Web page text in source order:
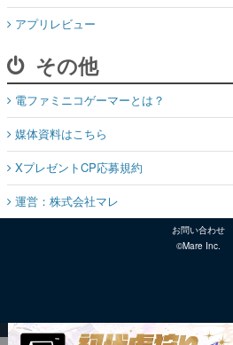
アプリレビュー
その他
電ファミニコゲーマーとは？
媒体資料はこちら
XプレゼントCP応募規約
運営：株式会社マレ
お問い合わせ
©Mare Inc.